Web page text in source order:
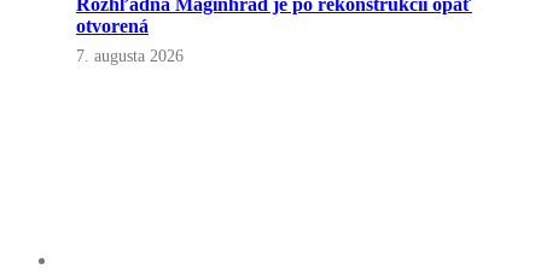
Rozhľadňa Maginhrad je po rekonštrukcii opäť
otvorená
7. augusta 2026